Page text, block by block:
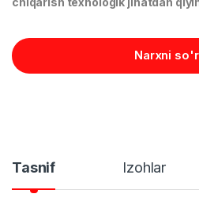
Narxni
Tasnif Izohlar